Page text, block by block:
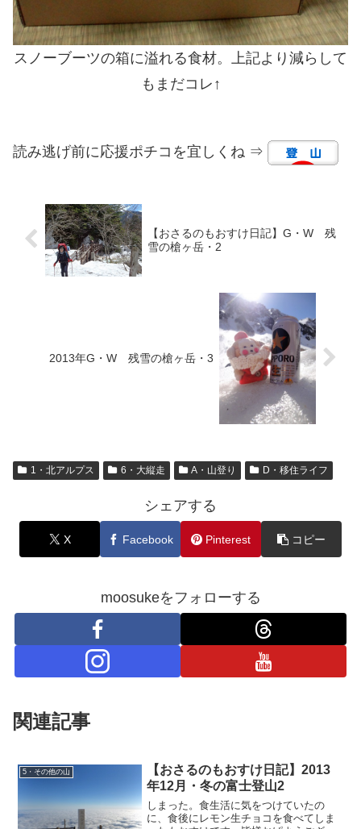
スノーブーツの箱に溢れる食材。上記より減らして
もまだコレ↑
読み逃げ前に応援ポチコを宜しくね ⇒
【おさるのもおすけ日記】G・W 残
雪の槍ヶ岳・2
2013年G・W 残雪の槍ヶ岳・3
1・北アルプス 6・大縦走 A・山登り D・移住ライフ
シェアする
X Facebook Pinterest コピー
moosukeをフォローする
関連記事
5・その他の山
【おさるのもおすけ日記】2013
年12月・冬の富士登山2
しまった。食生活に気をつけていたの
に、食後にレモン生チョコを食べてしま